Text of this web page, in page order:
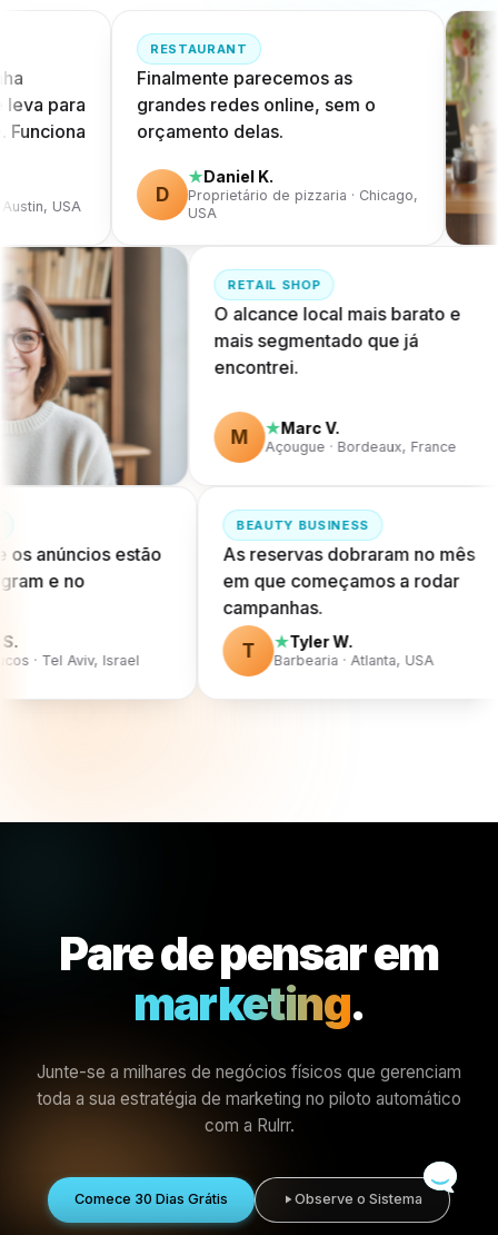
para
USA
RESTAURANT
Finalmente parecemos as
grandes redes online, sem o
orçamento delas.
★Daniel K.
Proprietário de pizzaria · Chicago,
USA
RETAIL SHOP
O alcance local mais barato e
mais segmentado que já
encontrei.
M ★Marc V.
Açougue · Bordeaux, France
anúncios estão
e no
· Tel Aviv, Israel
BEAUTY BUSINESS
As reservas dobraram no mês
em que começamos a rodar
campanhas.
T
★Tyler W.
Barbearia · Atlanta, USA